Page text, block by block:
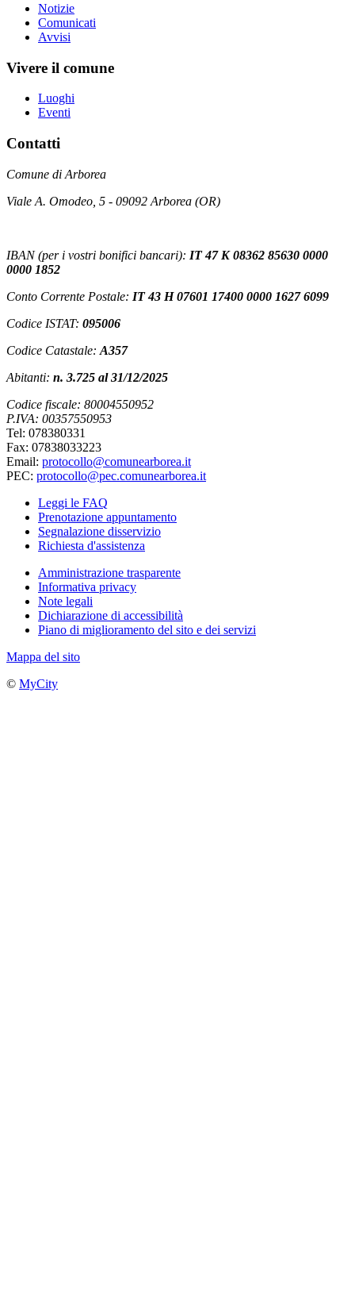
Notizie
Comunicati
Avvisi
Vivere il comune
Luoghi
Eventi
Contatti
Comune di Arborea
Viale A. Omodeo, 5 - 09092 Arborea (OR)
IBAN (per i vostri bonifici bancari): IT 47 K 08362 85630 0000
0000 1852
Conto Corrente Postale: IT 43 H 07601 17400 0000 1627 6099
Codice ISTAT: 095006
Codice Catastale: A357
Abitanti: n. 3.725 al 31/12/2025
Codice fiscale: 80004550952
P.IVA: 00357550953
Tel: 078380331
Fax: 07838033223
Email: protocollo@comunearborea.it
PEC: protocollo@pec.comunearborea.it
Leggi le FAQ
Prenotazione appuntamento
Segnalazione disservizio
Richiesta d'assistenza
Amministrazione trasparente
Informativa privacy
Note legali
Dichiarazione di accessibilità
Piano di miglioramento del sito e dei servizi
Mappa del sito
© MyCity